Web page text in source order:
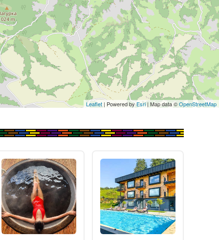
Leaflet | Powered byEsri| Map data ©OpenStreetMap